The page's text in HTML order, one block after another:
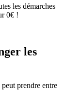
les démarches
0€ !
les
prendre entre